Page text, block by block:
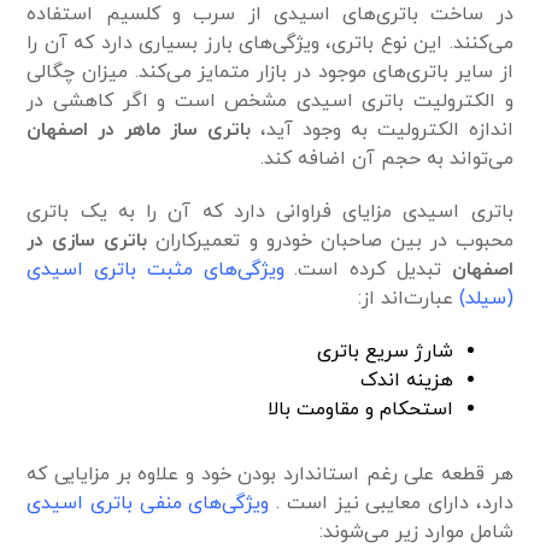
در ساخت باتری‌های اسیدی از سرب و کلسیم استفاده
می‌کنند. این نوع باتری، ویژگی‌های بارز بسیاری دارد که آن را
از سایر باتری‌های موجود در بازار متمایز می‌کند. میزان چگالی
و الکترولیت باتری اسیدی مشخص است و اگر کاهشی در
اندازه الکترولیت به وجود آید، باتری ساز ماهر در اصفهان
می‌تواند به حجم آن اضافه کند.
باتری اسیدی مزایای فراوانی دارد که آن را به یک باتری
محبوب در بین صاحبان خودرو و تعمیرکاران باتری سازی در
اصفهان تبدیل کرده است. ویژگی‌های مثبت باتری اسیدی
(سیلد) عبارت‌اند از:
شارژ سریع باتری
هزینه اندک
استحکام و مقاومت بالا
هر قطعه علی رغم استاندارد بودن خود و علاوه بر مزایایی که
دارد، دارای معایبی نیز است . ویژگی‌های منفی باتری اسیدی
شامل موارد زیر می‌شوند: